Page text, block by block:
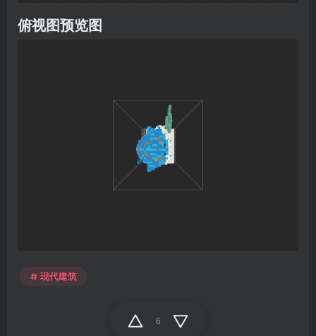
俯视图预览图
现代建筑
6